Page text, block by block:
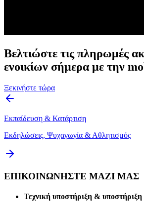
Βελτιώστε τις πληρωμές
ενοικίων σήμερα με την
Ξεκινήστε τώρα
Εκπαίδευση & Κατάρτιση
Εκδηλώσεις, Ψυχαγωγία & Αθλητισμός
ΕΠΙΚΟΙΝΩΝΗΣΤΕ ΜΑΖΙ ΜΑΣ
Τεχνική υποστήριξη &